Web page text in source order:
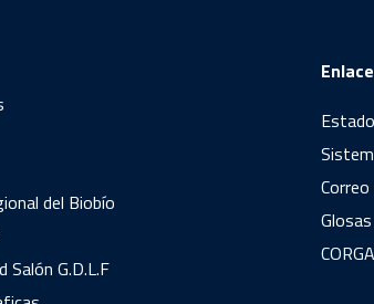
del Biobío
Salón G.D.L.F